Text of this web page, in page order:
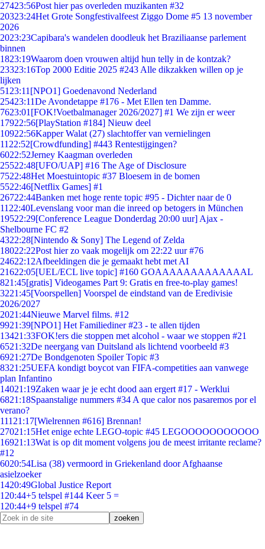
27423:56Post hier pas overleden muzikanten #32
20323:24Het Grote Songfestivalfeest Ziggo Dome #5 13 november
2026
2023:23Capibara's wandelen doodleuk het Braziliaanse parlement
binnen
1823:19Waarom doen vrouwen altijd hun telly in de kontzak?
23323:16Top 2000 Editie 2025 #243 Alle dikzakken willen op je
lijken
51 23:11 [NPO1] Goedenavond Nederland
25423:11De Avondetappe #176 - Met Ellen ten Damme.
7623:01 [FOK!Voetbalmanager 2026/2027] #1 We zijn er weer
17922:56[PlayStation #184] Nieuw deel
10922:56Kapper Walat (27) slachtoffer van vernielingen
11 22:52[Crowdfunding] #443 Rentestijgingen?
6022:52Jerney Kaagman overleden
25522:48[UFO/UAP] #16 The Age of Disclosure
7522:48Het Moestuintopic #37 Bloesem in de bomen
5522:46[Netflix Games] #1
26722:44Banken met hoge rente topic #95 - Dichter naar de 0
11 22:40Levenslang voor man die inreed op betogers in München
19522:29[Conference League Donderdag 20:00 uur] Ajax -
Shelbourne FC #2
4322:28[Nintendo & Sony] The Legend of Zelda
18022:22Post hier zo vaak mogelijk om 22:22 uur #76
24622:12Afbeeldingen die je gemaakt hebt met AI
21622:05[UEL/ECL live topic] #160 GOAAAAAAAAAAAAAL
821:45[gratis] Videogames Part 9: Gratis en free-to-play games!
3221:45[Voorspellen] Voorspel de eindstand van de Eredivisie
2026/2027
2021:44Nieuwe Marvel films. #12
9921:39[NPO1] Het Familiediner #23 - te allen tijden
13421:33FOK!ers die stoppen met alcohol - waar we stoppen #21
6521:32De neergang van Duitsland als lichtend voorbeeld #3
6921:27De Bondgenoten Spoiler Topic #3
8321:25UEFA kondigt boycot van FIFA-competities aan vanwege
plan Infantino
14021:19Zaken waar je je echt dood aan ergert #17 - Werklui
6821:18Spaanstalige nummers #34 A que calor nos pasaremos por el
verano?
111 21:17[Wielrennen #616] Brennan!
27021:15Het enige echte LEGO-topic #45 LEGOOOOOOOOOOO
16921:13Wat is op dit moment volgens jou de meest irritante reclame?
#12
6020:54Lisa (38) vermoord in Griekenland door Afghaanse
asielzoeker
1420:49Global Justice Report
1 20:44+5 telspel #144 Keer 5 =
1 20:44+9 telspel #74